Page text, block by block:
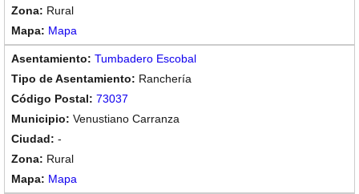
Rural
Mapa
Tumbadero Escobal
Ranchería
73037
Venustiano Carranza
-
Rural
Mapa